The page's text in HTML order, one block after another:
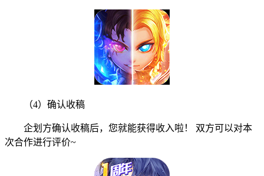
（4）确认收稿
企划方确认收稿后，您就能获得收入啦！ 双方可以对本
次合作进行评价~